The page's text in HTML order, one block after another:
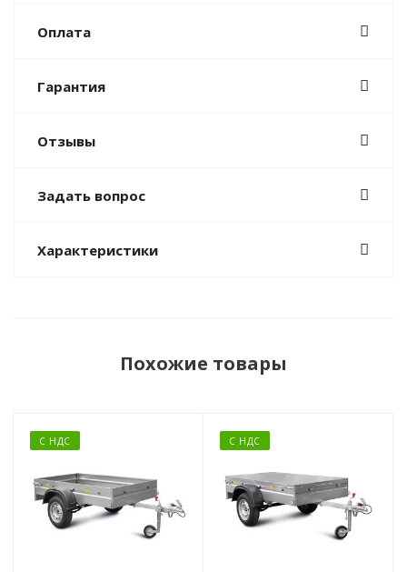
Оплата
Гарантия
Отзывы
Задать вопрос
Характеристики
Похожие товары
С НДС С НДС